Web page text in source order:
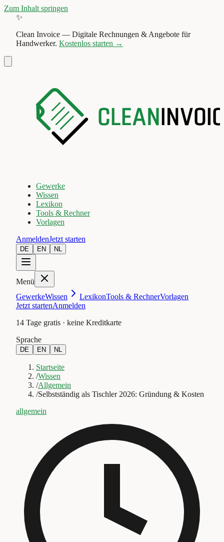
Zum Inhalt springen
✨
Clean Invoice — Digitale Rechnungen & Angebote für
Handwerker. Kostenlos starten →
Gewerke
Wissen
Lexikon
Tools & Rechner
Vorlagen
AnmeldenJetzt starten
DE EN NL
Menü
GewerkeWissen LexikonTools & RechnerVorlagen
Jetzt startenAnmelden
14 Tage gratis · keine Kreditkarte
Sprache
DE EN NL
Startseite
/Wissen
/Allgemein
/Selbstständig als Tischler 2026: Gründung & Kosten
allgemein